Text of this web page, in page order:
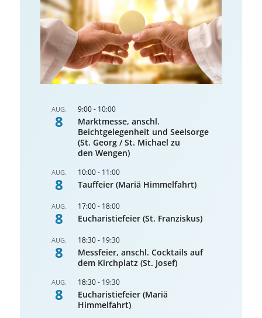
AUG.
8
9:00- 10:00
Marktmesse, anschl.
Beichtgelegenheit und Seelsorge
(St. Georg / St. Michael zu
den Wengen)
AUG.
8
10:00- 11:00
Tauffeier (Mariä Himmelfahrt)
AUG.
8
17:00- 18:00
Eucharistiefeier (St. Franziskus)
AUG.
8
18:30- 19:30
Messfeier, anschl. Cocktails auf
dem Kirchplatz (St. Josef)
AUG.
8
18:30- 19:30
Eucharistiefeier (Mariä
Himmelfahrt)